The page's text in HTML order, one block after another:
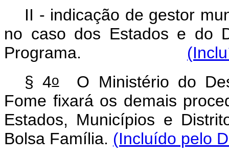
II - indicação de gestor
no caso dos Estados e do
Programa.
§ 4oO Ministério do
Fome fixará os demais
Estados, Municípios e
Bolsa Família. (Incluído pelo